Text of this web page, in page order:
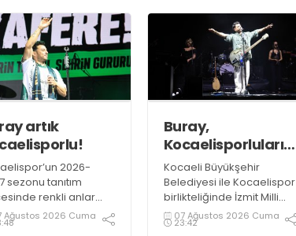
artık
2026-
sezonu tanıtım
renkli anlar
Kocaelispor
Recep Durul,
Ağustos 2026 Cuma
Buray,
Kocaelisporluları
mest etti
Kocaeli Büyükşehir
Belediyesi ile Kocaelispor
birlikteliğinde İzmit Milli
İrade Meydanı’nda
düzenlenen Kocaelispor
07 Ağustos 2026 Cuma
23:42